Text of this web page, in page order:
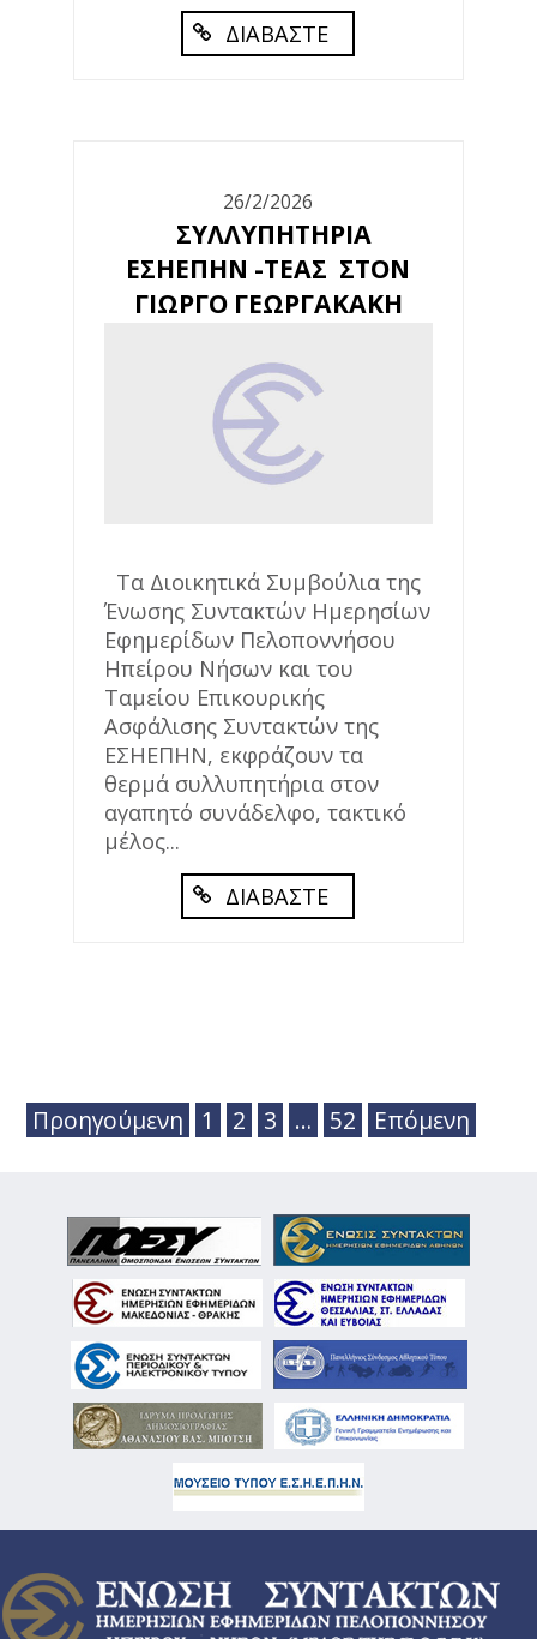
ΔΙΑΒΑΣΤΕ
26/2/2026
ΣΥΛΛΥΠΗΤΗΡΙΑ
ΕΣΗΕΠΗΝ -ΤΕΑΣ ΣΤΟΝ
ΓΙΩΡΓΟ ΓΕΩΡΓΑΚΑΚΗ
Τα Διοικητικά Συμβούλια της
Ένωσης Συντακτών Ημερησίων
Εφημερίδων Πελοποννήσου
Ηπείρου Νήσων και του
Ταμείου Επικουρικής
Ασφάλισης Συντακτών της
ΕΣΗΕΠΗΝ, εκφράζουν τα
θερμά συλλυπητήρια στον
αγαπητό συνάδελφο, τακτικό
μέλος...
ΔΙΑΒΑΣΤΕ
Προηγούμενη 1 2 3 … 52 Επόμενη